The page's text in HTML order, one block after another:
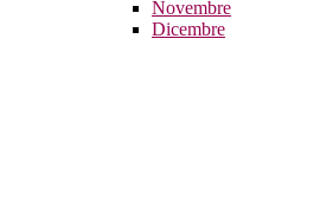
Novembre
Dicembre